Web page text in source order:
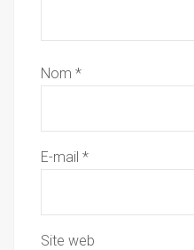
Nom *
E-mail *
Site web